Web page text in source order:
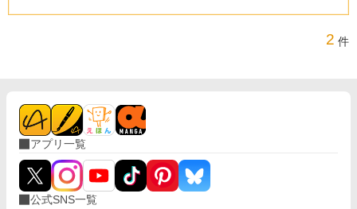
2 件
アプリ一覧
公式SNS一覧